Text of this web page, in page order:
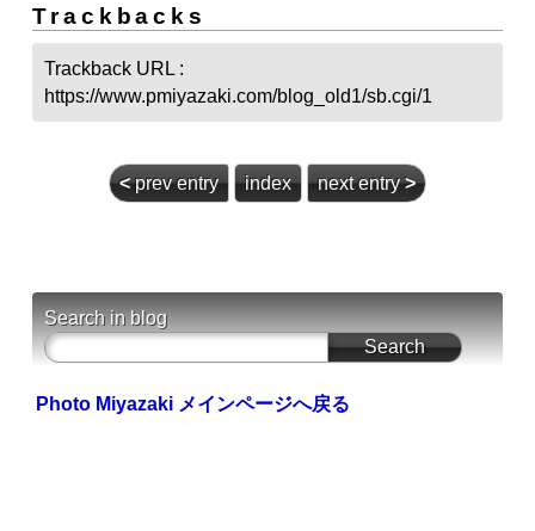
Trackbacks
Trackback URL :
https://www.pmiyazaki.com/blog_old1/sb.cgi/1
<prev entry index next entry>
Search in blog
Photo Miyazaki メインページへ戻る